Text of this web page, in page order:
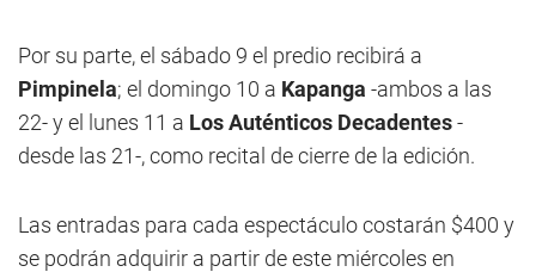
Por su parte, el sábado 9 el predio recibirá a
Pimpinela; el domingo 10 a Kapanga -ambos a las
22- y el lunes 11 a Los Auténticos Decadentes-
desde las 21-, como recital de cierre de la edición.
Las entradas para cada espectáculo costarán $400 y
se podrán adquirir a partir de este miércoles en